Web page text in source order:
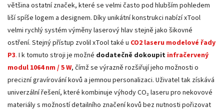
většina ostatní značek, které se velmi často pod hlubším pohledem
liší spíše logem a designem. Díky unikátní konstrukci nabízí xTool
velmi rychlý systém výměny laserový hlav stejně jako šikovné
ostření. Stejný přístup zvolil xTool také u CO2 laseru modelové řady
P3. I k tomuto stroji je možné dodatečně dokoupit infračervený
modul 1064 nm / 5 W, čímž se výrazně rozšiřují jeho možnosti o
precizní gravírování kovů a jemnou personalizaci. Uživatel tak získává
univerzální řešení, které kombinuje výhody CO₂ laseru pro nekovové
materiály s možností detailního značení kovů bez nutnosti pořizovat